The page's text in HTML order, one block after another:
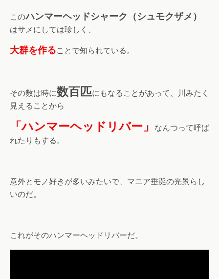
このハンマーヘッドシャーク（シュモクザメ）
はサメにしては珍しく、
大群を作ることで知られている。
その数は時に数百匹にもなることがあって、川みたく
見えることから
「ハンマーヘッドリバー」
なんつって呼ば
れたりもする。
意外とモノ好きが多いみたいで、マニア垂涎の光景らし
いのだ。
これがそのハンマーヘッドリバーだ。